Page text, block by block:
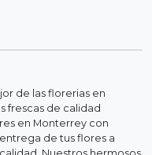
de las florerias en
frescas de calidad
en Monterrey con
de tus flores a